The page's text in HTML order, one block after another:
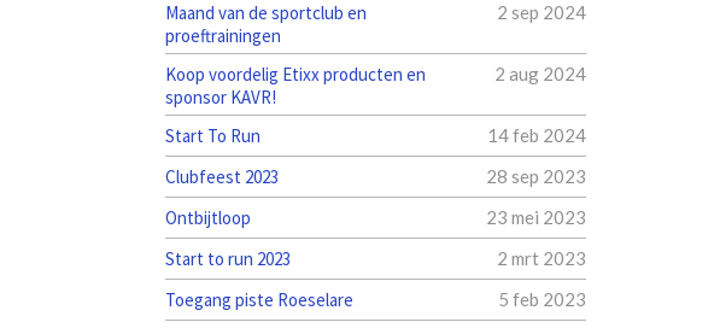
Maand van de sportclub en
proeftrainingen
2 sep 2024
Koop voordelig Etixx producten en
sponsor KAVR!
2 aug 2024
Start To Run 14 feb 2024
Clubfeest 2023 28 sep 2023
Ontbijtloop 23 mei 2023
Start to run 2023 2 mrt 2023
Toegang piste Roeselare 5 feb 2023